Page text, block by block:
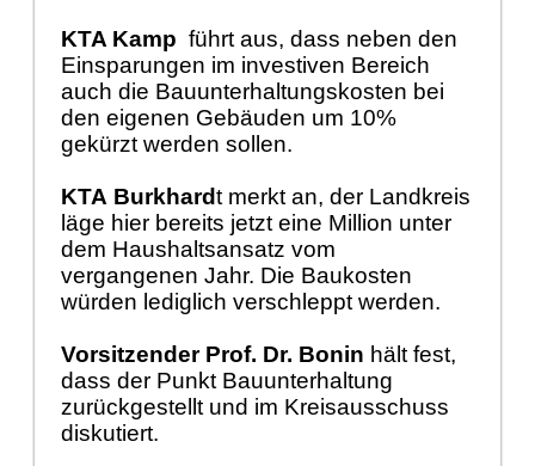
KTA Kamp führt aus, dass neben den
Einsparungen im investiven Bereich
auch die Bauunterhaltungskosten bei
den eigenen Gebäuden um 10%
gekürzt werden sollen.
KTA Burkhardt merkt an, der Landkreis
läge hier bereits jetzt eine Million unter
dem Haushaltsansatz vom
vergangenen Jahr. Die Baukosten
würden lediglich verschleppt werden.
Vorsitzender Prof. Dr. Bonin hält fest,
dass der Punkt Bauunterhaltung
zurückgestellt und im Kreisausschuss
diskutiert.